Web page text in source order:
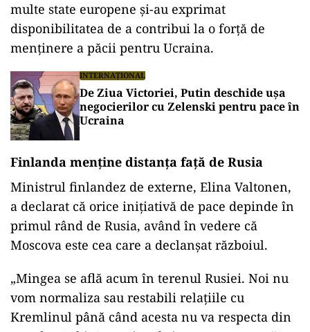
multe state europene și-au exprimat
disponibilitatea de a contribui la o forță de
menținere a păcii pentru Ucraina.
INTERNAȚIONAL
De Ziua Victoriei, Putin deschide ușa
negocierilor cu Zelenski pentru pace în
Ucraina
Finlanda menține distanța față de Rusia
Ministrul finlandez de externe, Elina Valtonen,
a declarat că orice inițiativă de pace depinde în
primul rând de Rusia, având în vedere că
Moscova este cea care a declanșat războiul.
„Mingea se află acum în terenul Rusiei. Noi nu
vom normaliza sau restabili relațiile cu
Kremlinul până când acesta nu va respecta din